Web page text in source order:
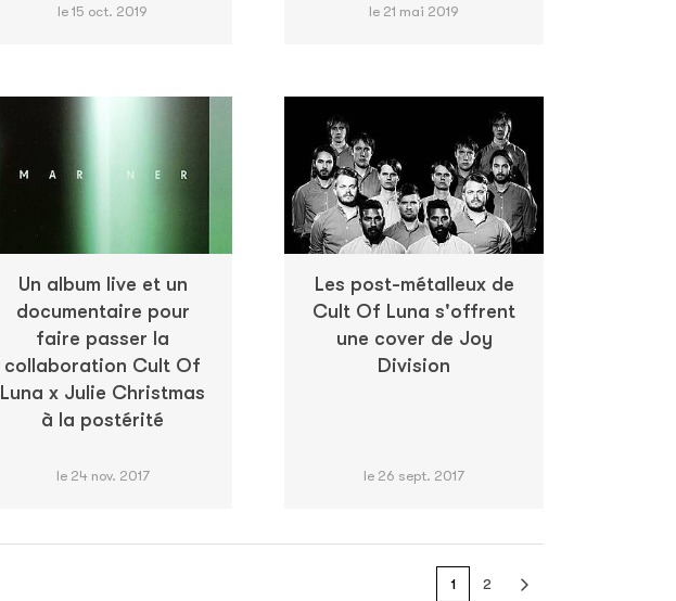
le 15 oct. 2019 le 21 mai 2019
Un album live et un
documentaire pour
faire passer la
collaboration Cult Of
Luna x Julie Christmas
à la postérité
le 24 nov. 2017
Les post-métalleux de
Cult Of Luna s'offrent
une cover de Joy
Division
le 26 sept. 2017
1 2